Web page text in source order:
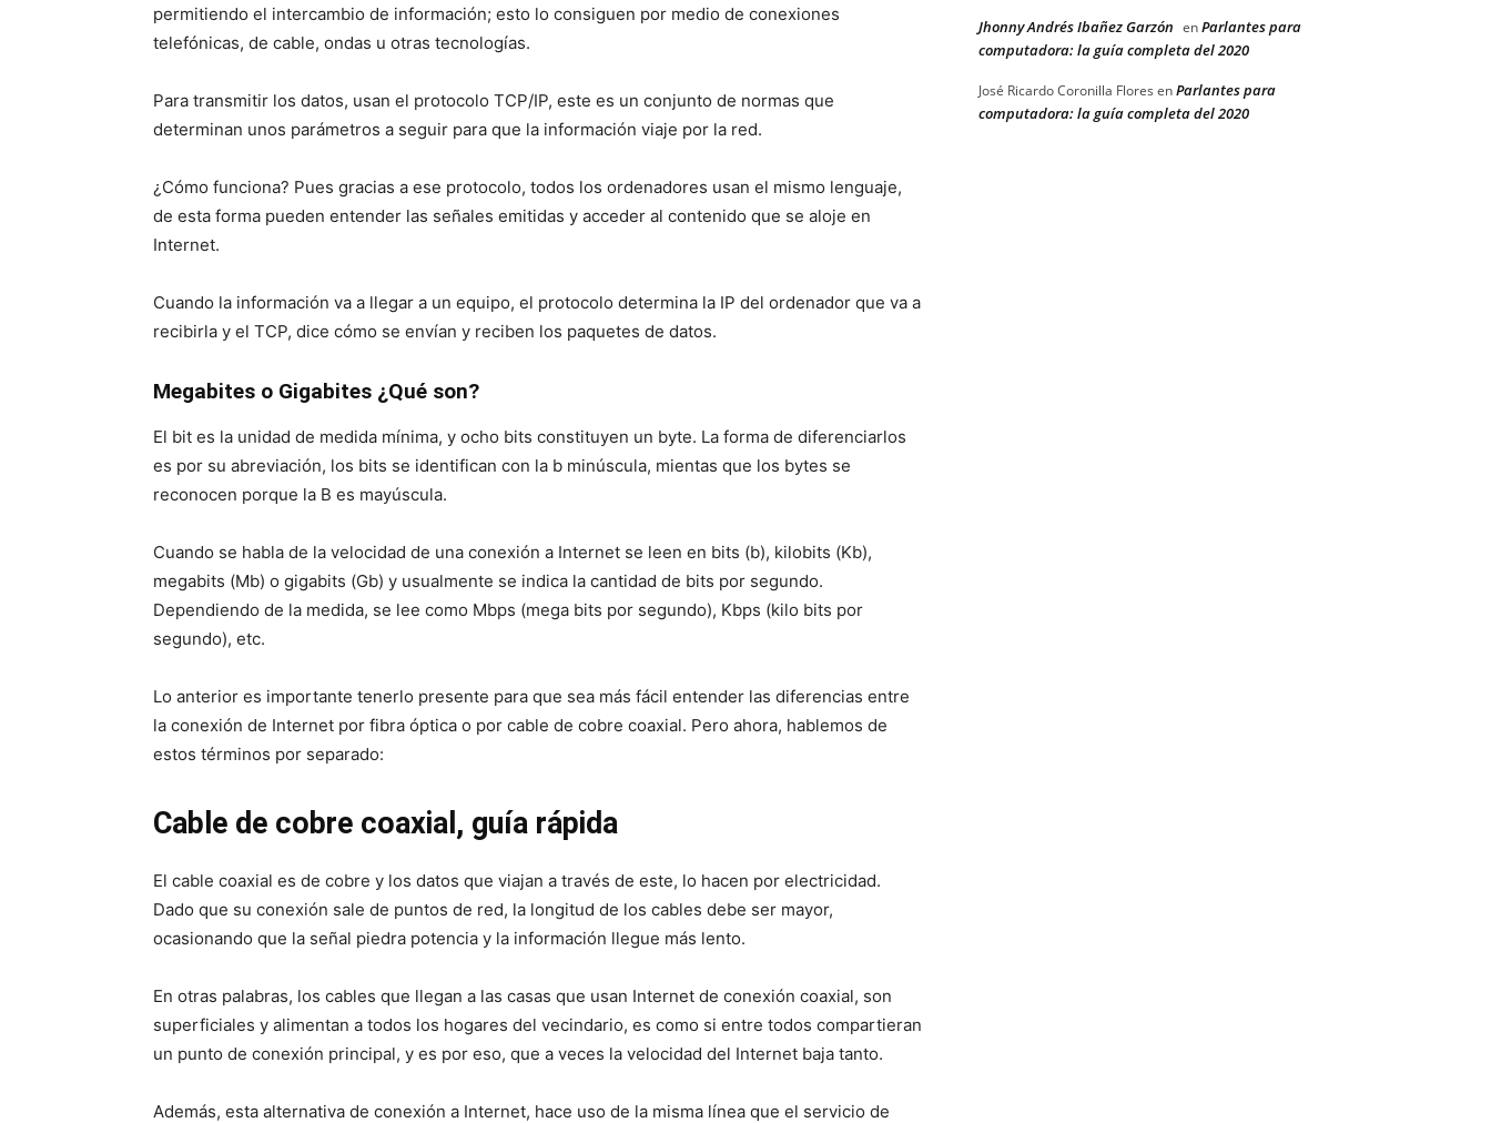
permitiendo el intercambio de información; esto lo consiguen por medio de conexiones
telefónicas, de cable, ondas u otras tecnologías.
Para transmitir los datos, usan el protocolo TCP/IP, este es un conjunto de normas que
determinan unos parámetros a seguir para que la información viaje por la red.
¿Cómo funciona? Pues gracias a ese protocolo, todos los ordenadores usan el mismo lenguaje,
de esta forma pueden entender las señales emitidas y acceder al contenido que se aloje en
Internet.
Cuando la información va a llegar a un equipo, el protocolo determina la IP del ordenador que va a
recibirla y el TCP, dice cómo se envían y reciben los paquetes de datos.
Megabites o Gigabites ¿Qué son?
El bit es la unidad de medida mínima, y ocho bits constituyen un byte. La forma de diferenciarlos
es por su abreviación, los bits se identifican con la b minúscula, mientas que los bytes se
reconocen porque la B es mayúscula.
Cuando se habla de la velocidad de una conexión a Internet se leen en bits (b), kilobits (Kb),
megabits (Mb) o gigabits (Gb) y usualmente se indica la cantidad de bits por segundo.
Dependiendo de la medida, se lee como Mbps (mega bits por segundo), Kbps (kilo bits por
segundo), etc.
Lo anterior es importante tenerlo presente para que sea más fácil entender las diferencias entre
la conexión de Internet por fibra óptica o por cable de cobre coaxial. Pero ahora, hablemos de
estos términos por separado:
Cable de cobre coaxial, guía rápida
El cable coaxial es de cobre y los datos que viajan a través de este, lo hacen por electricidad.
Dado que su conexión sale de puntos de red, la longitud de los cables debe ser mayor,
ocasionando que la señal piedra potencia y la información llegue más lento.
En otras palabras, los cables que llegan a las casas que usan Internet de conexión coaxial, son
superficiales y alimentan a todos los hogares del vecindario, es como si entre todos compartieran
un punto de conexión principal, y es por eso, que a veces la velocidad del Internet baja tanto.
Además, esta alternativa de conexión a Internet, hace uso de la misma línea que el servicio de
Jhonny Andrés Ibañez Garzón enParlantes para
computadora: la guía completa del 2020
José Ricardo Coronilla Flores enParlantes para
computadora: la guía completa del 2020